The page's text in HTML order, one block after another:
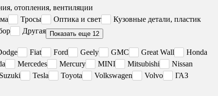
отопления, вентиляции
Тросы Оптика и свет
Кузовные детали, пластик
Другая Показать еще 12
Fiat Ford Geely GMC Great Wall
Honda
Mercedes Mercury MINI Mitsubishi
Nissan
Suzuki Tesla Toyota Volkswagen Volvo
ГАЗ